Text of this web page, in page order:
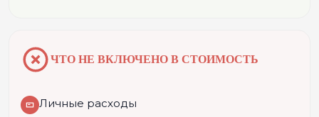
ЧТО НЕ ВКЛЮЧЕНО В СТОИМОСТЬ
Личные расходы